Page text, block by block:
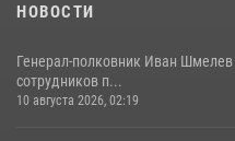
НОВОСТИ
Генерал-полковник Иван
сотрудников п...
10 августа 2026, 02:19